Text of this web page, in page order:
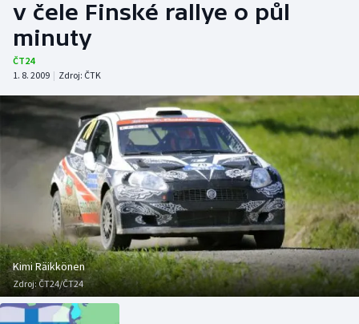
Tenis
Atletika
Cyklistika
DALŠÍ SPORTY
Americký fotbal
Baseball a softbal
Basketbal
Biatlon
NEPŘEHLÉDNĚTE
Soutěže
Historické návraty
Aplikace ČT sport
v čele Finské rallye o půl
minuty
ČT24
1. 8. 2009 | Zdroj: ČTK
Kimi Räikkönen
Zdroj:ČT24/ČT24